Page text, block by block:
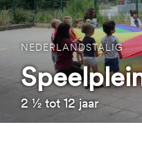
NEDERLANDSTALIG
2 ½ tot 12 jaar